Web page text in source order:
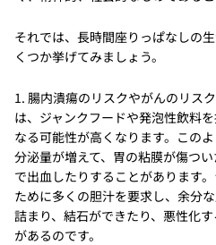
それでは、長時間座りっぱなしの
くつか挙げてみましょう。
1. 腸内潰瘍のリスクやがんのリス
は、ジャンクフードや発泡性飲料
なる可能性が高くなります。この
分泌量が増えて、胃の粘膜が傷つ
で出血したりすることがあります
ために多くの胆汁を要求し、余分
詰まり、結石ができたり、悪性化
があるのです。